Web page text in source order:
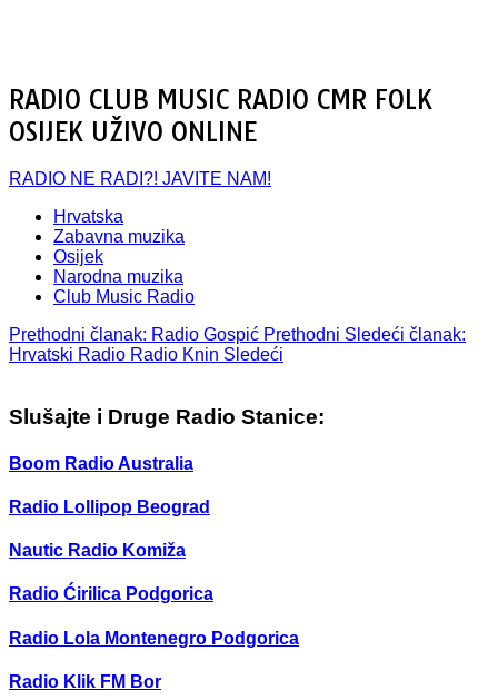
RADIO CLUB MUSIC RADIO CMR FOLK
OSIJEK UŽIVO ONLINE
RADIO NE RADI?! JAVITE NAM!
Hrvatska
Zabavna muzika
Osijek
Narodna muzika
Club Music Radio
Prethodni članak: Radio Gospić Prethodni Sledeći članak:
Hrvatski Radio Radio Knin Sledeći
Slušajte i Druge Radio Stanice:
Boom Radio Australia
Radio Lollipop Beograd
Nautic Radio Komiža
Radio Ćirilica Podgorica
Radio Lola Montenegro Podgorica
Radio Klik FM Bor